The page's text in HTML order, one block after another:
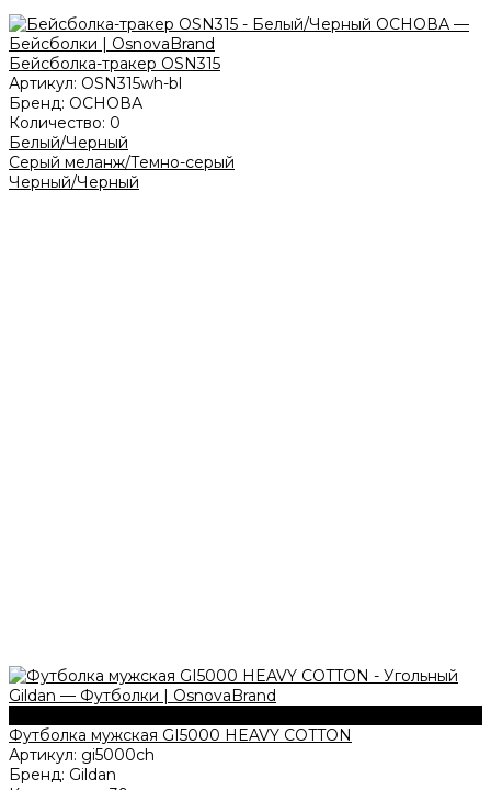
Бейсболка-тракер OSN315
Артикул: OSN315wh-bl
Бренд: ОСНОВА
Количество: 0
Белый/Черный
Серый меланж/Темно-серый
Черный/Черный
Футболка мужская GI5000 HEAVY COTTON
Артикул: gi5000ch
Бренд: Gildan